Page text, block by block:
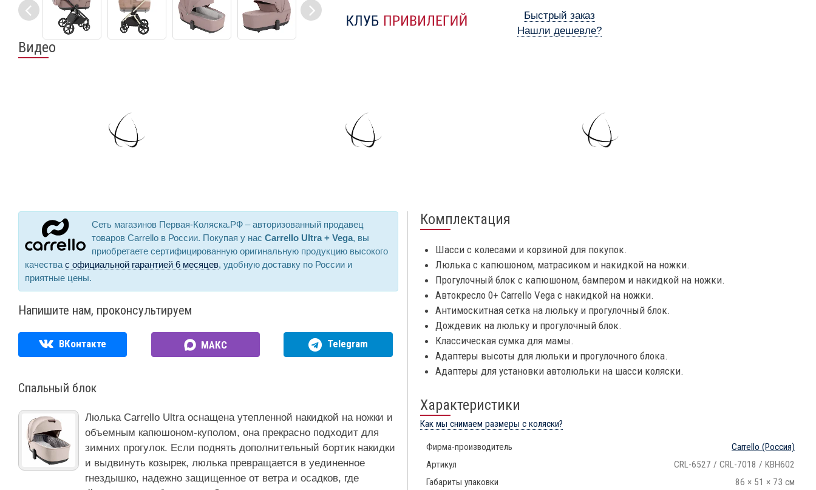
Быстрый заказ
Нашли дешевле?
Видео
Сеть магазинов Первая-Коляска.РФ – авторизованный продавец
товаров Carrello в России. Покупая у нас Carrello Ultra + Vega, вы
приобретаете сертифицированную оригинальную продукцию высокого
качества с официальной гарантией 6 месяцев, удобную доставку по России и
приятные цены.
Напишите нам, проконсультируем
ВКонтакте МАКС Telegram
Спальный блок
Люлька Carrello Ultra оснащена утепленной накидкой на ножки и
объемным капюшоном-куполом, она прекрасно подходит для
зимних прогулок. Если поднять дополнительный бортик накидки
и выдвинуть козырек, люлька превращается в уединенное
гнездышко, надежно защищенное от ветра и осадков, где
Комплектация
Шасси с колесами и корзиной для покупок.
Люлька с капюшоном, матрасиком и накидкой на ножки.
Прогулочный блок с капюшоном, бампером и накидкой на ножки.
Автокресло 0+ Carrello Vega с накидкой на ножки.
Антимоскитная сетка на люльку и прогулочный блок.
Дождевик на люльку и прогулочный блок.
Классическая сумка для мамы.
Адаптеры высоты для люльки и прогулочного блока.
Адаптеры для установки автолюльки на шасси коляски.
Характеристики
Как мы снимаем размеры с коляски?
Фирма-производитель Carrello (Россия)
Артикул
CRL-6527 / CRL-7018 / KBH602
Габариты упаковки
86 × 51 × 73 см